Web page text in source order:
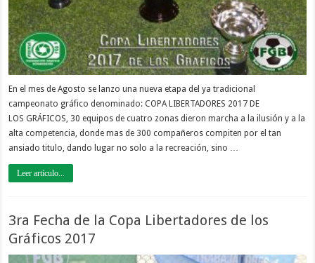
En el mes de Agosto se lanzo una nueva etapa del ya tradicional
campeonato gráfico denominado: COPA LIBERTADORES 2017 DE
LOS GRÁFICOS, 30 equipos de cuatro zonas dieron marcha a la ilusión y a la
alta competencia, donde mas de 300 compañeros compiten por el tan
ansiado titulo, dando lugar no solo a la recreación, sino …
Leer artículo...
3ra Fecha de la Copa Libertadores de los
Gráficos 2017